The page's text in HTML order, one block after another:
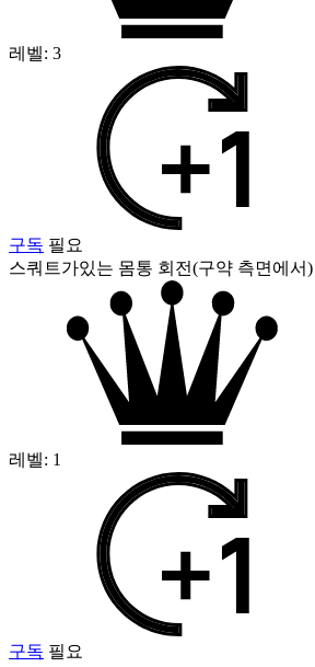
레벨: 3
구독 필요
스쿼트가있는 몸통 회전(구약 측면에서)
레벨: 1
구독 필요